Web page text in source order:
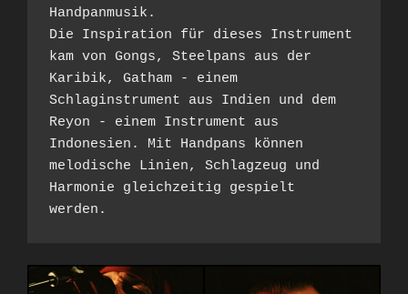
Handpanmusik.
Die Inspiration für dieses Instrument
kam von Gongs, Steelpans aus der
Karibik, Gatham - einem
Schlaginstrument aus Indien und dem
Reyon - einem Instrument aus
Indonesien. Mit Handpans können
melodische Linien, Schlagzeug und
Harmonie gleichzeitig gespielt
werden.